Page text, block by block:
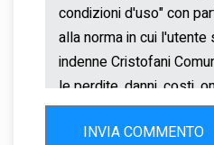
INVIA COMMENTO